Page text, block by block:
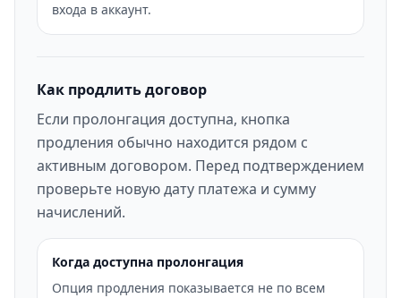
входа в аккаунт.
Как продлить договор
Если пролонгация доступна, кнопка
продления обычно находится рядом с
активным договором. Перед подтверждением
проверьте новую дату платежа и сумму
начислений.
Когда доступна пролонгация
Опция продления показывается не по всем